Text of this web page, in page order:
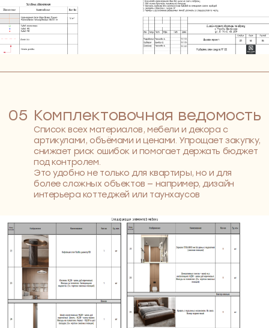
02
Формируем идею и стиль
Переходим к визуальной части. Подбираем
референсы, палитры, текстуры и материалы.
Всё — чтобы наглядно показать направление,
которое отражает ваш характер и легко
встраивается в образ жизни. Дизайн интерьера
частного пространства требует точной
настройки — и мы это учитываем. Мы не про
модные тренды — про вас
Знакомство и анализ ваших
потребностей
Проект начинается не с подборки картинок, а с
диалога. Мы узнаём, как вы живёте, что для вас
важно, какие привычки и сценарии
повседневности задают ритм вашему дню.
Кто-то мечтает о пространстве для семейных
того, как проходит ваше утро. Это помогает нам
выглядит красиво, а действительно подходит
под вашу жизнь
1 неделя
1-2 встречи с главным дизайнером
сформированный бриф на проект
ВАШЕ УЧАСТИЕ
РЕЗУЛЬТАТ